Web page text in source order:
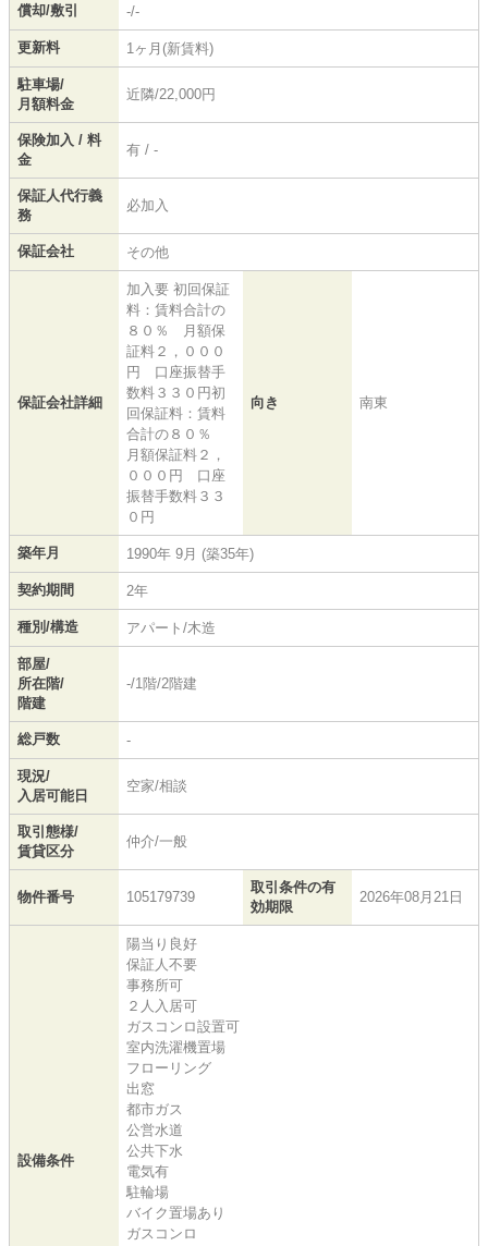
償却/敷引 -/-
更新料 1ヶ月(新賃料)
駐車場/
月額料金
近隣/22,000円
保険加入 / 料
金
有 / -
保証人代行義
務
必加入
保証会社 その他
保証会社詳細
加入要 初回保証
料：賃料合計の
８０％ 月額保
証料２，０００
円 口座振替手
数料３３０円初
回保証料：賃料
合計の８０％
月額保証料２，
０００円 口座
振替手数料３３
０円
向き 南東
築年月 1990年 9月 (築35年)
契約期間 2年
種別/構造 アパート/木造
部屋/
所在階/
階建
-/1階/2階建
総戸数 -
現況/
入居可能日
空家/相談
取引態様/
賃貸区分
仲介/一般
物件番号 105179739
取引条件の有
効期限
2026年08月21日
設備条件
陽当り良好
保証人不要
事務所可
２人入居可
ガスコンロ設置可
室内洗濯機置場
フローリング
出窓
都市ガス
公営水道
公共下水
電気有
駐輪場
バイク置場あり
ガスコンロ